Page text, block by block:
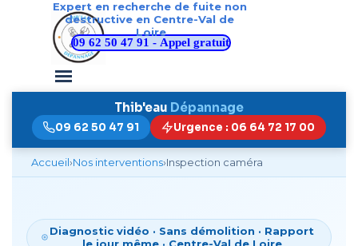
Aller au contenu
09 62 50 47 91 - Appel gratuit
Expert en recherche de fuite non
destructive en Centre-Val de
Loire
Thib'eau Dépannage
09 62 50 47 91 Urgence : 06 64 72 17 00
Accueil›Nos interventions›Inspection caméra
Diagnostic vidéo · Sans démolition · Rapport